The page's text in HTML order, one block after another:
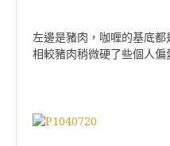
左邊是豬肉，咖喱的基底都
相較豬肉稍微硬了些個人偏